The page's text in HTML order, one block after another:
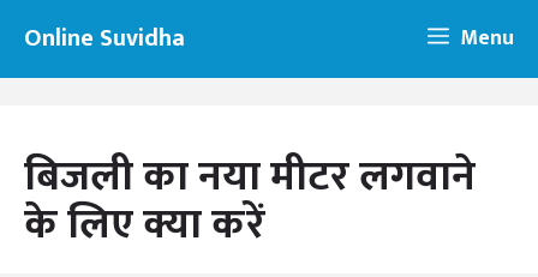
content
Online Suvidha Menu
बिजली का नया मीटर लगवाने
के लिए क्या करें